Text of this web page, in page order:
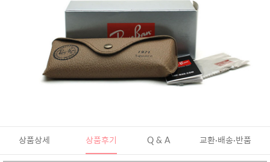
상품상세 상품후기 Q & A 교환·배송·반품